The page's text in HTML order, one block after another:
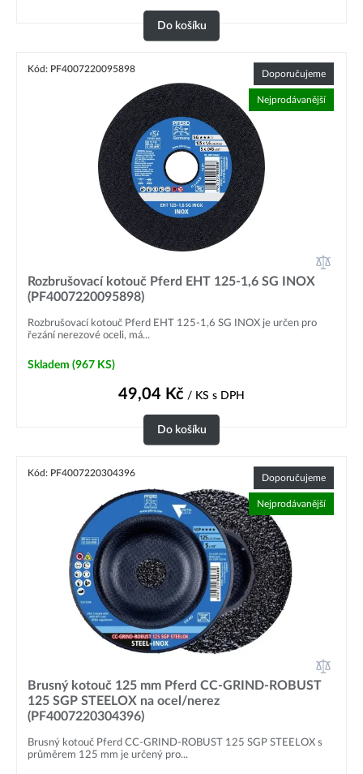
Do košíku
Kód: PF4007220095898 Doporučujeme
Nejprodávanější
Rozbrušovací kotouč Pferd EHT 125-1,6 SG INOX
(PF4007220095898)
Rozbrušovací kotouč Pferd EHT 125-1,6 SG INOX je určen pro
řezání nerezové oceli, má...
Skladem (967 KS)
49,04 Kč / KS s DPH
Do košíku
Kód: PF4007220304396 Doporučujeme
Nejprodávanější
Brusný kotouč 125 mm Pferd CC-GRIND-ROBUST
125 SGP STEELOX na ocel/nerez
(PF4007220304396)
Brusný kotouč Pferd CC-GRIND-ROBUST 125 SGP STEELOX s
průměrem 125 mm je určený pro...